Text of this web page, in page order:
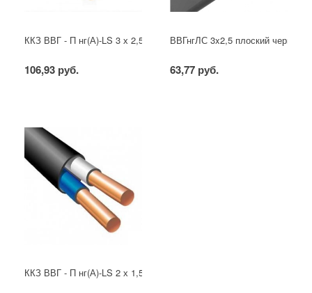
ККЗ ВВГ - П нг(А)-LS 3 х 2,5 ГОСТ
106,93 руб.
ВВГнгЛС 3x2,5 плоский черный
63,77 руб.
ККЗ ВВГ - П нг(А)-LS 2 х 1,5 ГОСТ